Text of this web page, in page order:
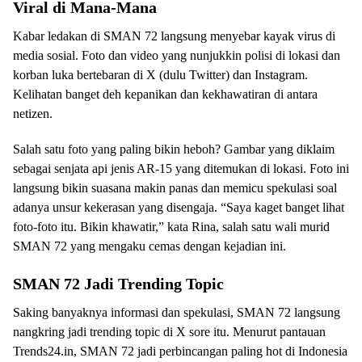
Viral di Mana-Mana
Kabar ledakan di SMAN 72 langsung menyebar kayak virus di
media sosial. Foto dan video yang nunjukkin polisi di lokasi dan
korban luka bertebaran di X (dulu Twitter) dan Instagram.
Kelihatan banget deh kepanikan dan kekhawatiran di antara
netizen.
Salah satu foto yang paling bikin heboh? Gambar yang diklaim
sebagai senjata api jenis AR-15 yang ditemukan di lokasi. Foto ini
langsung bikin suasana makin panas dan memicu spekulasi soal
adanya unsur kekerasan yang disengaja. “Saya kaget banget lihat
foto-foto itu. Bikin khawatir,” kata Rina, salah satu wali murid
SMAN 72 yang mengaku cemas dengan kejadian ini.
SMAN 72 Jadi Trending Topic
Saking banyaknya informasi dan spekulasi, SMAN 72 langsung
nangkring jadi trending topic di X sore itu. Menurut pantauan
Trends24.in, SMAN 72 jadi perbincangan paling hot di Indonesia